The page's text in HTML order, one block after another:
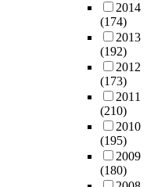
2014
(174)
2013
(192)
2012
(173)
2011
(210)
2010
(195)
2009
(180)